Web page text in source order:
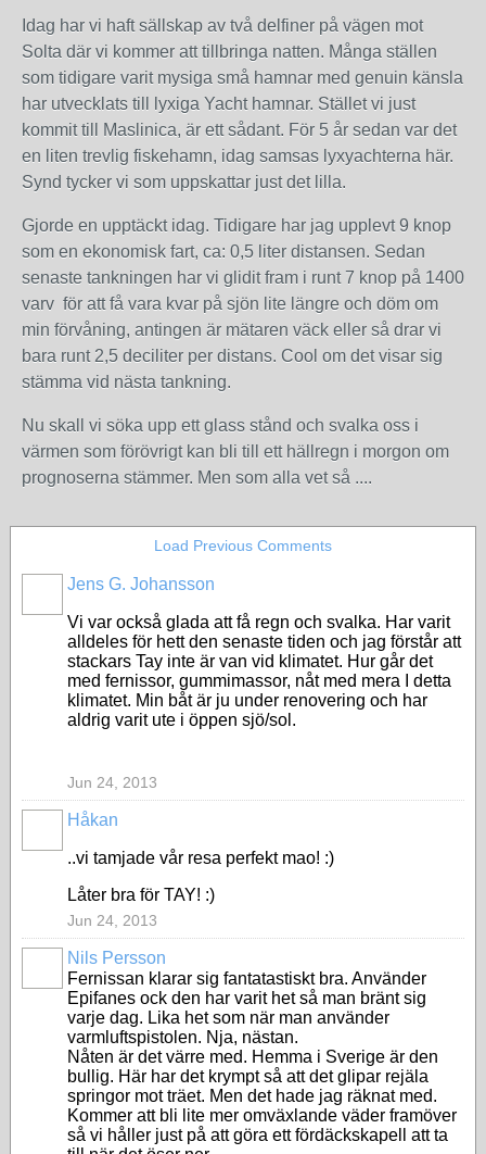
Idag har vi haft sällskap av två delfiner på vägen mot
Solta där vi kommer att tillbringa natten. Många ställen
som tidigare varit mysiga små hamnar med genuin känsla
har utvecklats till lyxiga Yacht hamnar. Stället vi just
kommit till Maslinica, är ett sådant. För 5 år sedan var det
en liten trevlig fiskehamn, idag samsas lyxyachterna här.
Synd tycker vi som uppskattar just det lilla.
Gjorde en upptäckt idag. Tidigare har jag upplevt 9 knop
som en ekonomisk fart, ca: 0,5 liter distansen. Sedan
senaste tankningen har vi glidit fram i runt 7 knop på 1400
varv för att få vara kvar på sjön lite längre och döm om
min förvåning, antingen är mätaren väck eller så drar vi
bara runt 2,5 deciliter per distans. Cool om det visar sig
stämma vid nästa tankning.
Nu skall vi söka upp ett glass stånd och svalka oss i
värmen som förövrigt kan bli till ett hällregn i morgon om
prognoserna stämmer. Men som alla vet så ....
Load Previous Comments
Jens G. Johansson
Vi var också glada att få regn och svalka. Har varit
alldeles för hett den senaste tiden och jag förstår att
stackars Tay inte är van vid klimatet. Hur går det
med fernissor, gummimassor, nåt med mera I detta
klimatet. Min båt är ju under renovering och har
aldrig varit ute i öppen sjö/sol.
Jun 24, 2013
Håkan
..vi tamjade vår resa perfekt mao! :)
Låter bra för TAY! :)
Jun 24, 2013
Nils Persson
Fernissan klarar sig fantatastiskt bra. Använder
Epifanes ock den har varit het så man bränt sig
varje dag. Lika het som när man använder
varmluftspistolen. Nja, nästan.
Nåten är det värre med. Hemma i Sverige är den
bullig. Här har det krympt så att det glipar rejäla
springor mot träet. Men det hade jag räknat med.
Kommer att bli lite mer omväxlande väder framöver
så vi håller just på att göra ett fördäckskapell att ta